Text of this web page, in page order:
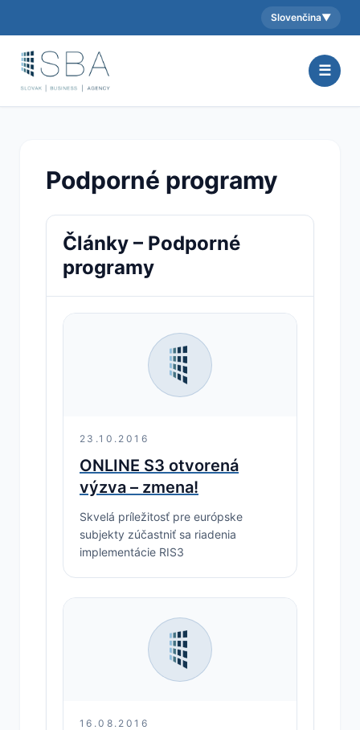
Aktuálny jazyk:
Slovenčina▼
☰
Podporné programy
Články – Podporné
programy
23.10.2016
ONLINE S3 otvorená
výzva – zmena!
Skvelá príležitosť pre európske
subjekty zúčastniť sa riadenia
implementácie RIS3
16.08.2016